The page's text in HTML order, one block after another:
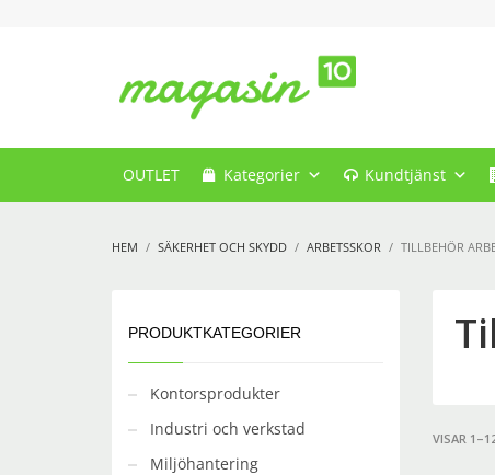
OUTLET Kategorier Kundtjänst
HEM SÄKERHET OCH SKYDD ARBETSSKOR TILLBEHÖR
VISAR
PRODUKTKATEGORIER
Kontorsprodukter
Industri och verkstad
Miljöhantering